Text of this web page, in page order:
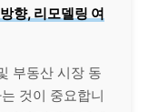
향, 리모델링 여
부동산 시장 동
것이 중요합니